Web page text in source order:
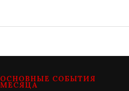
ОСНОВНЫЕ СОБЫТИЯ
МЕСЯЦА